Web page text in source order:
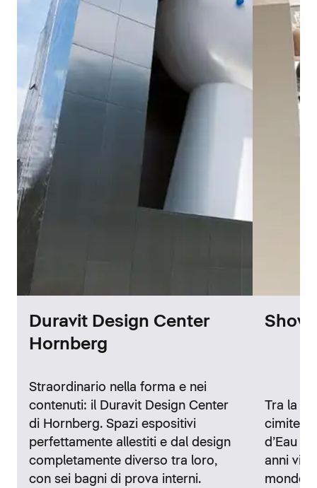
Duravit Design Center
Hornberg
Straordinario nella forma e nei
contenuti: il Duravit Design Center
di Hornberg. Spazi espositivi
perfettamente allestiti e dal design
completamente diverso tra loro,
con sei bagni di prova interni.
Tra la
cimitero
d’Eau
anni
mondo.